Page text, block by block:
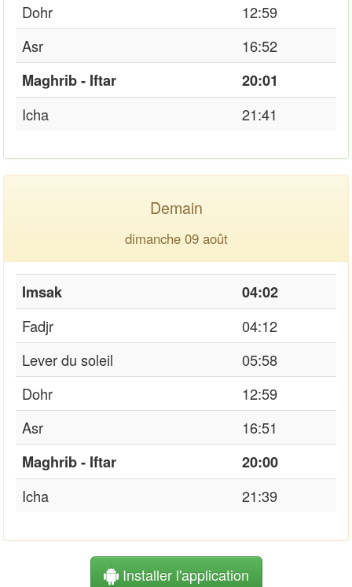
Dohr
12:59
Asr
16:52
Maghrib - Iftar
20:01
Icha
21:41
Demain
dimanche 09 août
Imsak
04:02
Fadjr
04:12
Lever du soleil
05:58
Dohr
12:59
Asr
16:51
Maghrib - Iftar
20:00
Icha
21:39
Installer l'application